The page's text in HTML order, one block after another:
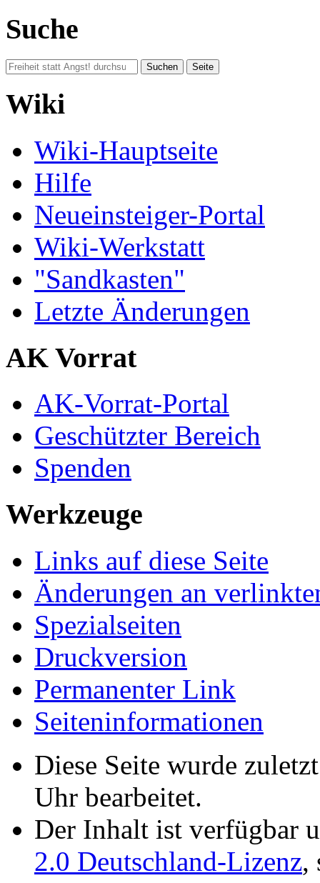
Suche
Wiki
Wiki-Hauptseite
Hilfe
Neueinsteiger-Portal
Wiki-Werkstatt
"Sandkasten"
Letzte Änderungen
AK Vorrat
AK-Vorrat-Portal
Geschützter Bereich
Spenden
Werkzeuge
Links auf diese Seite
Änderungen an
Spezialseiten
Druckversion
Permanenter Link
Seiten­­informationen
Diese Seite wurde
Uhr bearbeitet.
Der Inhalt ist verfügbar
2.0 Deutschland-Lizenz,